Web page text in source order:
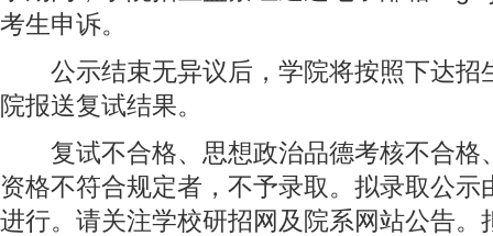
考生申诉。
公示结束无异议后，学院将按照下达招
院报送复试结果。
复试不合格、思想政治品德考核不合格
资格不符合规定者，不予录取。拟录取公示
进行。请关注学校研招网及院系网站公告。